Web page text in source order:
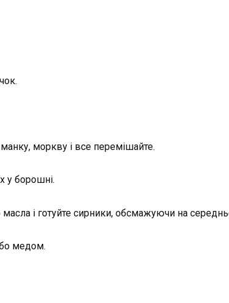
моркву і все перемішайте.
у борошні.
і готуйте сирники, обсмажуючи на
медом.